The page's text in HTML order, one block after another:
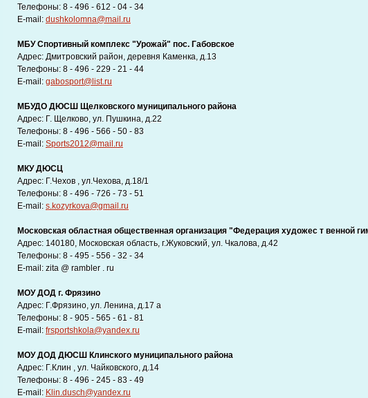
Телефоны: 8 - 496 - 612 - 04 - 34
E-mail: dushkolomna@mail.ru
МБУ Спортивный комплекс "Урожай" пос. Габовское
Адрес: Дмитровский район, деревня Каменка, д.13
Телефоны: 8 - 496 - 229 - 21 - 44
E-mail: gabosport@list.ru
МБУДО ДЮСШ Щелковского муниципального района
Адрес: Г. Щелково, ул. Пушкина, д.22
Телефоны: 8 - 496 - 566 - 50 - 83
E-mail: Sports2012@mail.ru
МКУ ДЮСЦ
Адрес: Г.Чехов , ул.Чехова, д.18/1
Телефоны: 8 - 496 - 726 - 73 - 51
E-mail: s.kozyrkova@gmail.ru
Московская областная общественная организация "Федерация художес т венной
Адрес: 140180, Московская область, г.Жуковский, ул. Чкалова, д.42
Телефоны: 8 - 495 - 556 - 32 - 34
E-mail: zita @ rambler . ru
МОУ ДОД г. Фрязино
Адрес: Г.Фрязино, ул. Ленина, д.17 а
Телефоны: 8 - 905 - 565 - 61 - 81
E-mail: frsportshkola@yandex.ru
МОУ ДОД ДЮСШ Клинского муниципального района
Адрес: Г.Клин , ул. Чайковского, д.14
Телефоны: 8 - 496 - 245 - 83 - 49
E-mail: Klin.dusch@yandex.ru